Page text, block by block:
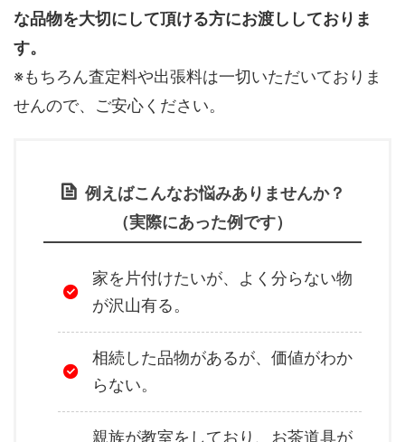
な品物を大切にして頂ける方にお渡ししておりま
す。
※もちろん査定料や出張料は一切いただいておりま
せんので、ご安心ください。
例えばこんなお悩みありませんか？
（実際にあった例です）
家を片付けたいが、よく分らない物
が沢山有る。
相続した品物があるが、価値がわか
らない。
親族が教室をしており、お茶道具が